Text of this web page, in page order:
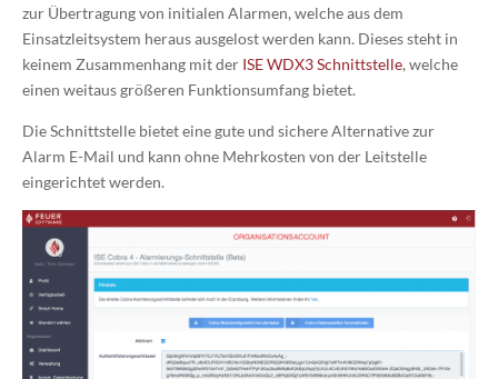
zur Übertragung von initialen Alarmen, welche aus dem
Einsatzleitsystem heraus ausgelost werden kann. Dieses steht in
keinem Zusammenhang mit der ISE WDX3 Schnittstelle, welche
einen weitaus größeren Funktionsumfang bietet.
Die Schnittstelle bietet eine gute und sichere Alternative zur
Alarm E-Mail und kann ohne Mehrkosten von der Leitstelle
eingerichtet werden.